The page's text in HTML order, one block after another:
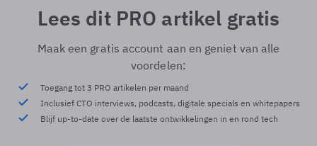
Lees dit PRO artikel gratis
Maak een gratis account aan en geniet van alle
voordelen:
Toegang tot 3 PRO artikelen per maand
Inclusief CTO interviews, podcasts, digitale specials en whitepapers
Blijf up-to-date over de laatste ontwikkelingen in en rond tech